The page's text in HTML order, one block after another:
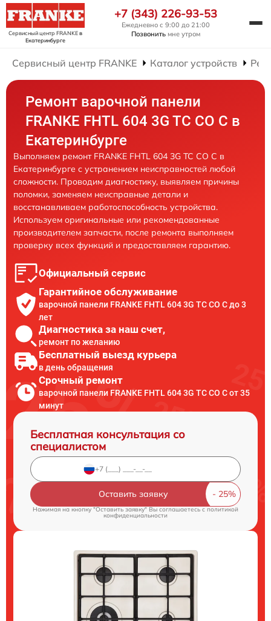
Сервисный центр FRANKEв
Екатеринбурге
+7 (343) 226-93-53
Ежедневно с 9:00 до 21:00
Позвонить мне утром
Сервисный центр FRANKE Каталог устройств
Ремонт варочной панели
FRANKE FHTL 604 3G TC CO C в
Екатеринбурге
Выполняем ремонт FRANKE FHTL 604 3G TC CO C в
Екатеринбурге с устранением неисправностей любой
сложности. Проводим диагностику, выявляем причины
поломки, заменяем неисправные детали и
восстанавливаем работоспособность устройства.
Используем оригинальные или рекомендованные
производителем запчасти, после ремонта выполняем
проверку всех функций и предоставляем гарантию.
Официальный сервис
Гарантийное обслуживание
варочной панели FRANKE FHTL 604 3G TC CO C до 3
лет
Диагностика за наш счет,
ремонт по желанию
Бесплатный выезд курьера
в день обращения
Срочный ремонт
варочной панели FRANKE FHTL 604 3G TC CO C от 35
минут
Бесплатная консультация со
специалистом
Оставить заявку
Нажимая на кнопку "Оставить заявку" Вы соглашаетесь cполитикой
конфиденциальности